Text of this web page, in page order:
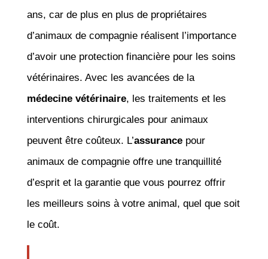
ans, car de plus en plus de propriétaires
d’animaux de compagnie réalisent l’importance
d’avoir une protection financière pour les soins
vétérinaires. Avec les avancées de la
médecine vétérinaire, les traitements et les
interventions chirurgicales pour animaux
peuvent être coûteux. L’assurancepour
animaux de compagnie offre une tranquillité
d’esprit et la garantie que vous pourrez offrir
les meilleurs soins à votre animal, quel que soit
le coût.